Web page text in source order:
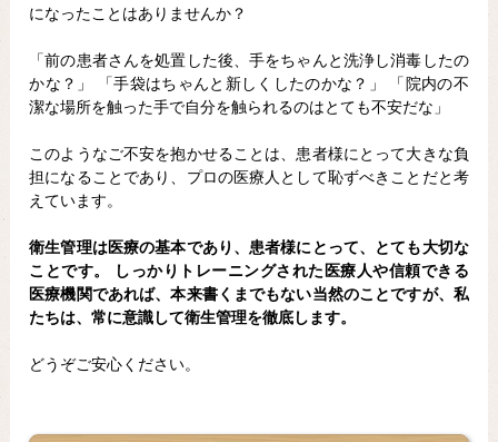
になったことはありませんか？
「前の患者さんを処置した後、手をちゃんと洗浄し消毒したの
かな？」 「手袋はちゃんと新しくしたのかな？」 「院内の不
潔な場所を触った手で自分を触られるのはとても不安だな」
このようなご不安を抱かせることは、患者様にとって大きな負
担になることであり、プロの医療人として恥ずべきことだと考
えています。
衛生管理は医療の基本であり、患者様にとって、とても大切な
ことです。 しっかりトレーニングされた医療人や信頼できる
医療機関であれば、本来書くまでもない当然のことですが、私
たちは、常に意識して衛生管理を徹底します。
どうぞご安心ください。